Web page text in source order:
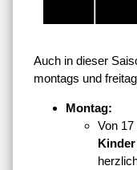
Auch in dieser
montags und
Montag:
Von
Kinder